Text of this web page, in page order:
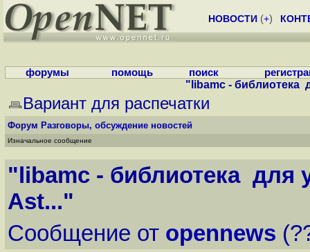
НОВОСТИ (+)
форумы помощь поиск
"libamc - библиотека
Вариант для распечатки
Форум Разговоры, обсуждение новостей
Изначальное сообщение
"libamc - библиотека для
Ast..."
Сообщение от opennews